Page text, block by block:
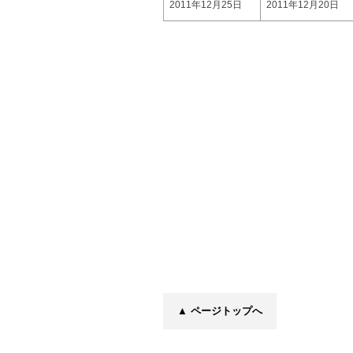
2011年12月25日 2011年12月20日
▲ ページトップへ